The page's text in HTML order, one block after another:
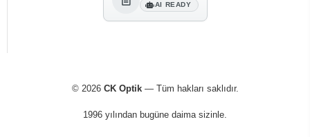
AI READY
© 2026 CK Optik— Tüm hakları saklıdır.
1996 yılından bugüne daima sizinle.